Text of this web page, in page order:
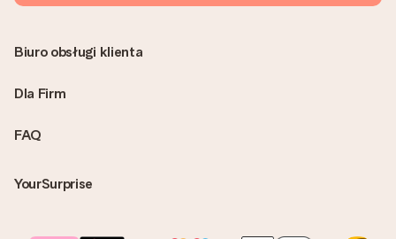
FAQ
YourSurprise
Biuro obsługi klienta
Dla Firm